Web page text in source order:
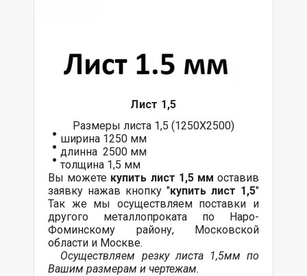
Лист 1,5
Размеры листа 1,5 (1250Х2500)
ширина 1250 мм
длинна 2500 мм
толщина 1,5 мм
Вы можете купить лист 1,5 ммоставив
заявку нажав кнопку "купить лист 1,5"
Так же мы осуществляем поставки и
другого металлопроката по Наро-
Фоминскому району, Московской
области и Москве.
Осуществляем резку листа 1,5мм по
Вашим размерам и чертежам.